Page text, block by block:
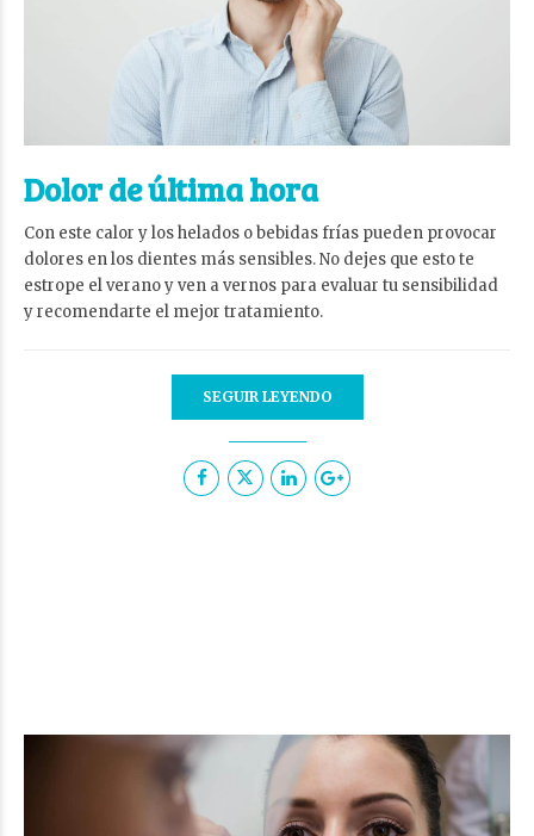
Dolor de última hora
Con este calor y los helados o bebidas frías pueden provocar
dolores en los dientes más sensibles. No dejes que esto te
estrope el verano y ven a vernos para evaluar tu sensibilidad
y recomendarte el mejor tratamiento.
SEGUIR LEYENDO